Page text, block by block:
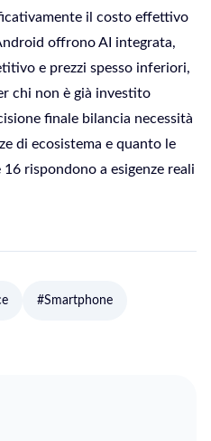
il costo effettivo
offrono AI integrata,
e prezzi spesso inferiori,
chi non è già investito
finale bilancia necessità
di ecosistema e quanto le
rispondono a esigenze reali
#Smartphone